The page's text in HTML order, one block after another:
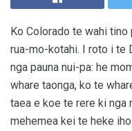
Ko Colorado te wahi
rua-mo-kotahi. I roto i te
nga pauna nui-pa: he
whare taonga, ko te
taea e koe te rere ki nga
mehemea kei te heke